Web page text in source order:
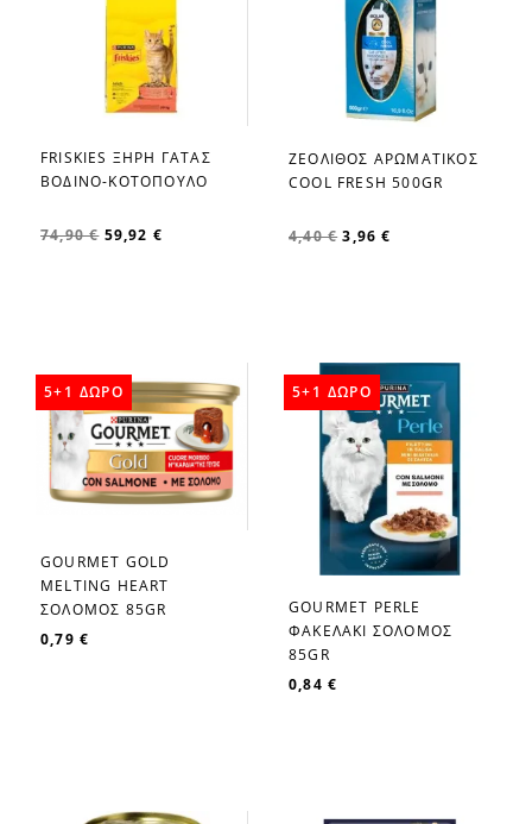
favorite_border
FRISKIES ΞΗΡΗ ΓΑΤΑΣ
ΒΟΔΙΝΟ-ΚΟΤΟΠΟΥΛΟ
74,90 € 59,92 €
favorite_border
ΖΕΟΛΙΘΟΣ ΑΡΩΜΑΤΙΚΟΣ
COOL FRESH 500GR
4,40 € 3,96 €
favorite_border
GOURMET GOLD
MELTIΝG HEART
ΣΟΛΟΜΟΣ 85GR
0,79 €
5+1 ΔΩΡΟ
favorite_border
GOURMET PERLE
ΦΑΚΕΛΑΚΙ ΣΟΛΟΜΟΣ
85GR
0,84 €
5+1 ΔΩΡΟ